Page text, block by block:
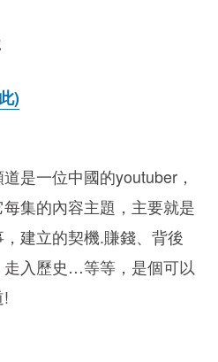
)
是一位中國的youtuber，
集的內容主題，主要就是
建立的契機.賺錢、背後
入歷史…等等，是個可以